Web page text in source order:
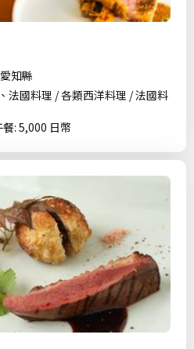
知縣
法國料理 / 各類西洋料理 / 法國料
: 5,000 日幣